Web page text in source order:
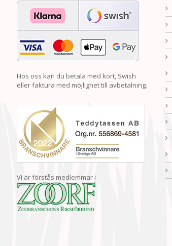
Hos oss kan du betala med kort, Swish
eller faktura med möjlighet till avbetalning.
Vi är förstås medlemmar i